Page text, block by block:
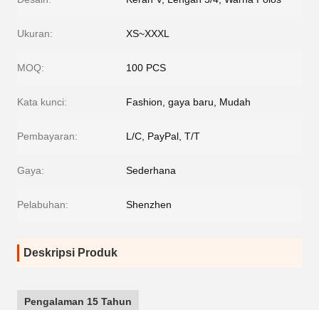
Ukuran: XS~XXXL
MOQ: 100 PCS
Kata kunci: Fashion, gaya baru, Mudah
Pembayaran: L/C, PayPal, T/T
Gaya: Sederhana
Pelabuhan: Shenzhen
Deskripsi Produk
Pengalaman 15 Tahun